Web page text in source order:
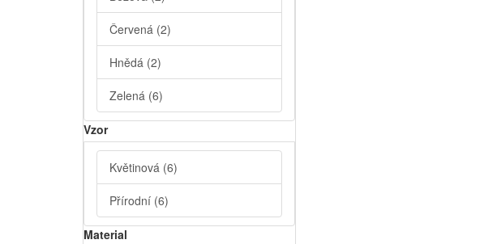
Červená (2)
Hnědá (2)
Zelená (6)
Vzor
Květinová (6)
Přírodní (6)
Material